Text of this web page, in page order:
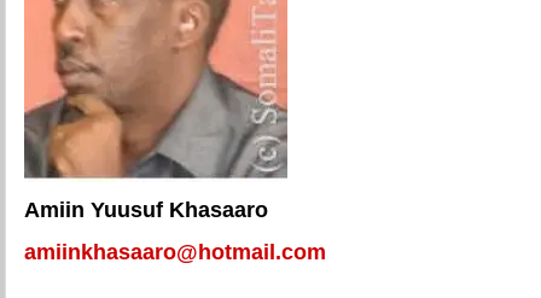
Amiin Yuusuf Khasaaro
amiinkhasaaro@hotmail.com